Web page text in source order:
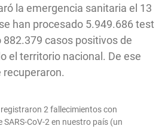
la emergencia sanitaria el 13
han procesado 5.949.686 test
casos positivos de
el territorio nacional. De ese
registraron 2 fallecimientos con
CoV-2 en nuestro país (un